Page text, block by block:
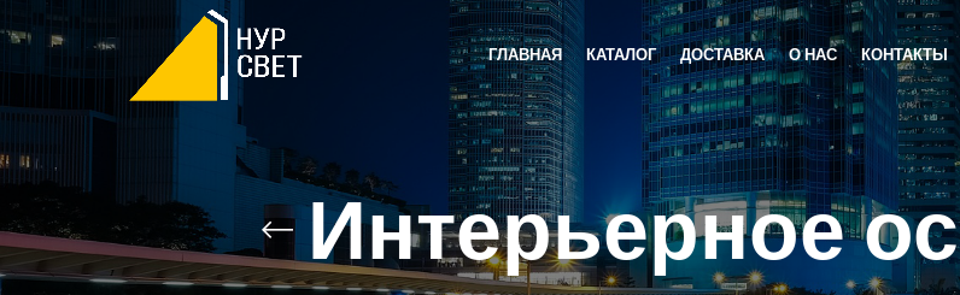
ГЛАВНАЯ КАТАЛОГ ДОСТАВКА О НАС КОНТАКТЫ
Интерьерное